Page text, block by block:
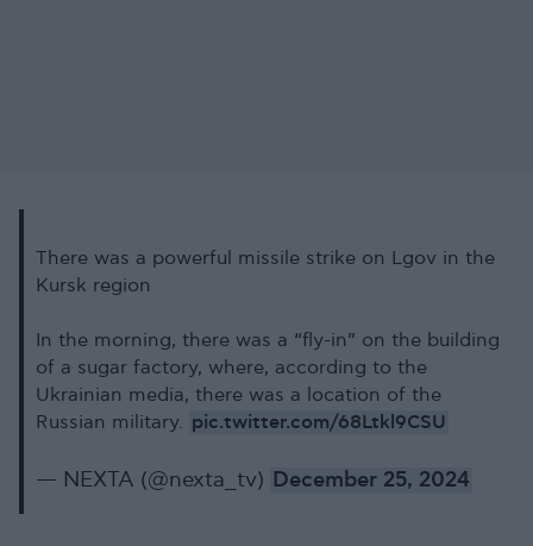
There was a powerful missile strike on Lgov in the
Kursk region
In the morning, there was a “fly-in” on the building
of a sugar factory, where, according to the
Ukrainian media, there was a location of the
Russian military. pic.twitter.com/68Ltkl9CSU
— NEXTA (@nexta_tv) December 25, 2024